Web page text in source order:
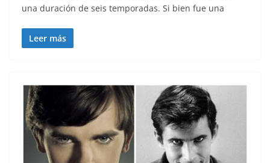
una duración de seis temporadas. Si bien fue una
Leer más